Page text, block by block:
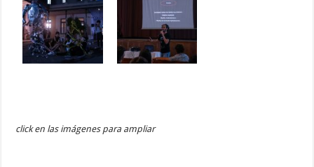
click en las imágenes para ampliar